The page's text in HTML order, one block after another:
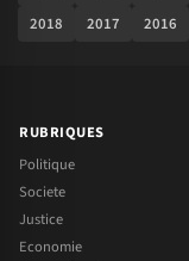
2018
2017 2016
RUBRIQUES
Politique
Societe
Justice
Economie